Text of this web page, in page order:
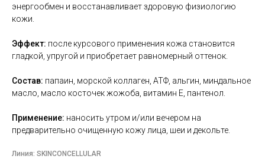
энергообмен и восстанавливает здоровую физиологию
кожи.
Эффект: после курсового применения кожа становится
гладкой, упругой и приобретает равномерный оттенок.
Состав: папаин, морской коллаген, АТФ, альгин, миндальное
масло, масло косточек жожоба, витамин Е, пантенол.
Применение: наносить утром и/или вечером на
предварительно очищенную кожу лица, шеи и декольте.
Линия: SKINCONCELLULAR